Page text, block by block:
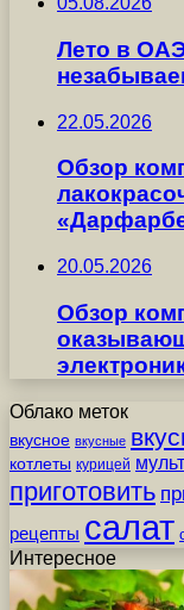
Лето в
22.05.2026
Обзор
20.05.2026
Обзор
Облако меток
вкусное вкусные
котлеты курицей
приготовить
рецепты салат
Интересное